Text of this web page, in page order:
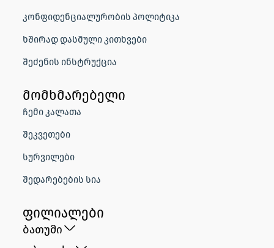
კონფიდენციალურობის პოლიტიკა
ხშირად დასმული კითხვები
შეძენის ინსტრუქცია
მომხმარებელი
ჩემი კალათა
შეკვეთები
სურვილები
შედარებების სია
ფილიალები
ბათუმი